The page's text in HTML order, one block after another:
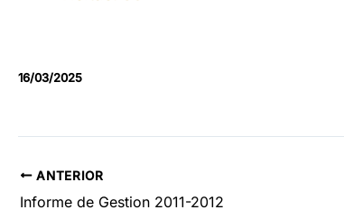
16/03/2025
ANTERIOR
Informe de Gestion 2011-2012